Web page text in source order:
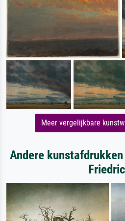
Meer vergelijkbare
Andere